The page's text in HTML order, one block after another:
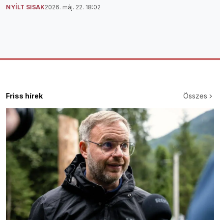
NYÍLT SISAK2026. máj. 22. 18:02
Friss hírek Összes